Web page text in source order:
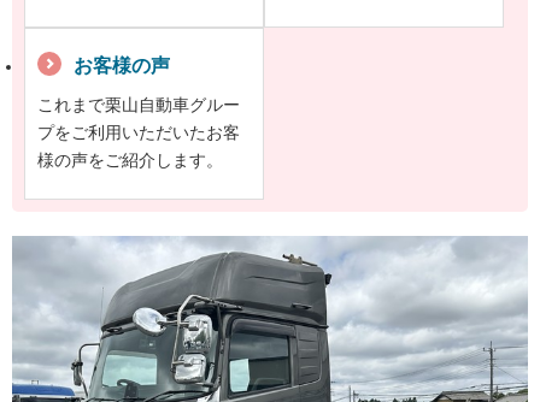
お客様の声
これまで栗山自動車グルー
プをご利用いただいたお客
様の声をご紹介します。